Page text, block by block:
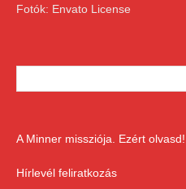
Fotók: Envato License
A Minner missziója. Ezért olvasd!
Hírlevél feliratkozás